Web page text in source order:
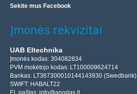
Sekite mus Facebook
Įmonės rekvizitai
UAB Eltechnika
Įmonės kodas: 304082834
PVM mokėtojo kodas: LT100009624714
Bankas: LT367300010144143930 (Swedbank)
SWIFT: HABALT22